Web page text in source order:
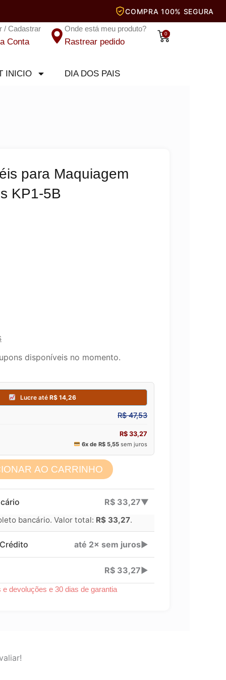
/ Cadastrar
Conta
Onde está meu produto?
Rastrear pedido
0
Carrinho
INICIO DIA DOS PAIS
para Maquiagem
KP1-5B
disponíveis no momento.
Lucre até
Revenda por
Compre por
AO CARRINHO
R$ 33,27▶
bancário. Valor total: R$ 33,27.
até 2× sem juros▶
R$ 33,27▶
devoluções e 30 dias de garantia